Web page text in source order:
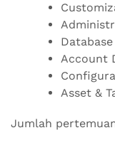
Account
Asset &
Jumlah